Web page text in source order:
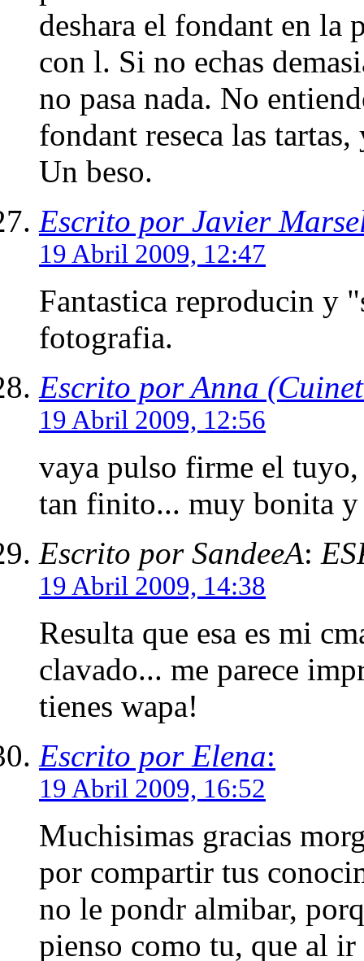
deshara el fondant en la
con l. Si no echas
no pasa nada. No
fondant reseca las
Un beso.
Escrito por Javier
19 Abril 2009, 12:47
Fantastica reproducin y
fotografia.
Escrito por Anna
19 Abril 2009, 12:56
vaya pulso firme el
tan finito... muy bonita
Escrito por SandeeA:
19 Abril 2009, 14:38
Resulta que esa es mi
clavado... me parece
tienes wapa!
Escrito por Elena:
19 Abril 2009, 16:52
Muchisimas gracias
por compartir tus
no le pondr almibar,
pienso como tu, que al